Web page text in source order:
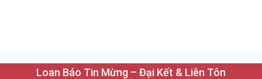
Loan Báo Tin Mừng – Đại Kết & Liên Tôn